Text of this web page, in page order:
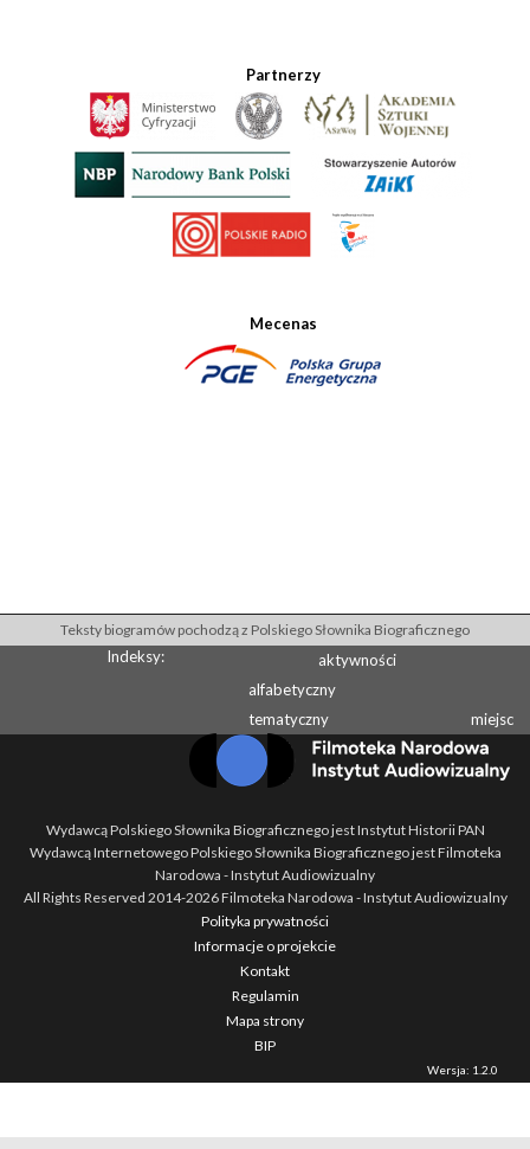
Partnerzy
Mecenas
Teksty biogramów pochodzą z Polskiego Słownika Biograficznego
Indeksy:
aktywności
alfabetyczny
tematyczny
miejsc
Wydawcą Polskiego Słownika Biograficznego jest Instytut Historii PAN
Wydawcą Internetowego Polskiego Słownika Biograficznego jest Filmoteka
Narodowa - Instytut Audiowizualny
All Rights Reserved 2014-2026Filmoteka Narodowa - Instytut Audiowizualny
Polityka prywatności
Informacje o projekcie
Kontakt
Regulamin
Mapa strony
BIP
Wersja: 1.2.0